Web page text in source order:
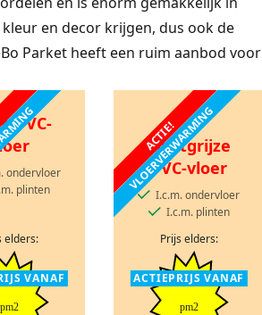
en decor krijgen, dus ook de
Parket heeft een ruim aanbod voor
PVC-
ondervloer
plinten
elders:
VANAF
pm2
ACTIE!
VLOERVERWARMING
Lichtgrijze
PVC-vloer
I.c.m. ondervloer
I.c.m. plinten
Prijs elders:
ACTIEPRIJS VANAF
pm2